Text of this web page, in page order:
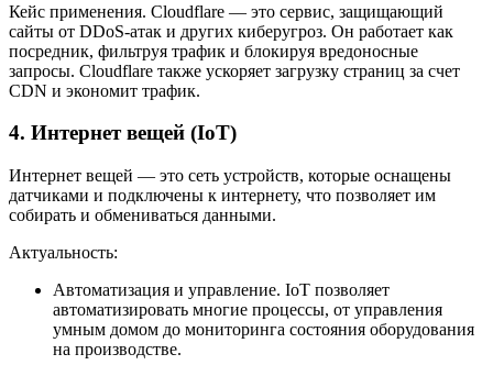
Кейс применения. Cloudflare — это сервис, защищающий
сайты от DDoS-атак и других киберугроз. Он работает как
посредник, фильтруя трафик и блокируя вредоносные
запросы. Cloudflare также ускоряет загрузку страниц за счет
CDN и экономит трафик.
4. Интернет вещей (IoT)
Интернет вещей — это сеть устройств, которые оснащены
датчиками и подключены к интернету, что позволяет им
собирать и обмениваться данными.
Актуальность:
Автоматизация и управление. IoT позволяет
автоматизировать многие процессы, от управления
умным домом до мониторинга состояния оборудования
на производстве.